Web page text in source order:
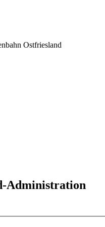
Ostfriesland
Administration